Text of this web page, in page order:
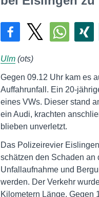
Ulm (ots)
Gegen 09.12 Uhr kam es
Auffahrunfall. Ein 20-
eines VWs. Dieser stand
ein Audi, krachten
blieben unverletzt.
Das Polizeirevier
schätzen den Schaden an
Unfallaufnahme und
werden. Der Verkehr
Kilometern Länge. Gegen